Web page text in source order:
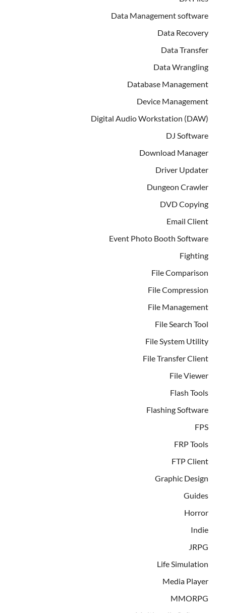
Data Management software
Data Recovery
Data Transfer
Data Wrangling
Database Management
Device Management
Digital Audio Workstation (DAW)
DJ Software
Download Manager
Driver Updater
Dungeon Crawler
DVD Copying
Email Client
Event Photo Booth Software
Fighting
File Comparison
File Compression
File Management
File Search Tool
File System Utility
File Transfer Client
File Viewer
Flash Tools
Flashing Software
FPS
FRP Tools
FTP Client
Graphic Design
Guides
Horror
Indie
JRPG
Life Simulation
Media Player
MMORPG